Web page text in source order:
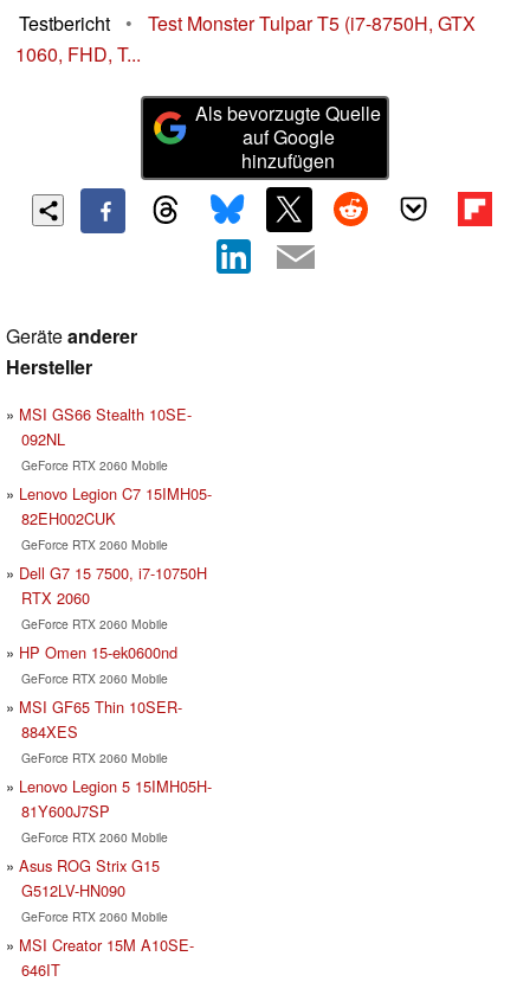
Testbericht •
Test Monster Tulpar T5 (i7-8750H, GTX
1060, FHD, T...
Als bevorzugte Quelle
auf Google
hinzufügen
Geräteanderer
Hersteller
MSI GS66 Stealth 10SE-
092NL
GeForce RTX 2060 Mobile
Lenovo Legion C7 15IMH05-
82EH002CUK
GeForce RTX 2060 Mobile
Dell G7 15 7500, i7-10750H
RTX 2060
GeForce RTX 2060 Mobile
HP Omen 15-ek0600nd
GeForce RTX 2060 Mobile
MSI GF65 Thin 10SER-
884XES
GeForce RTX 2060 Mobile
Lenovo Legion 5 15IMH05H-
81Y600J7SP
GeForce RTX 2060 Mobile
Asus ROG Strix G15
G512LV-HN090
GeForce RTX 2060 Mobile
MSI Creator 15M A10SE-
646IT